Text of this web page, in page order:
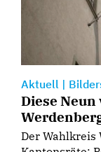
Aktuell |
Diese
Der Wahlkreis